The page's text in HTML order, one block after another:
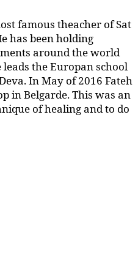
famous theacher of Sat
has been holding
around the world
the Europan school
In May of 2016 Fateh
in Belgarde. This was an
of healing and to do